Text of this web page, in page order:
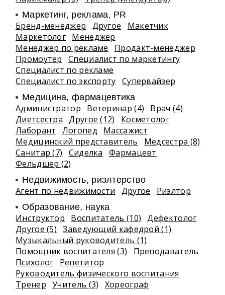
Маркетинг, реклама, PR
Бренд-менеджер Другое
Макетчик
Маркетолог Менеджер
Менеджер по рекламе
Продакт-менеджер
Промоутер
Специалист по маркетингу
Специалист по рекламе
Специалист по экспорту Супервайзер
Медицина, фармацевтика
Администратор Ветеринар (4)
Врач (4)
Диетсестра
Другое (12)
Косметолог
Лаборант
Логопед
Массажист
Медицинский представитель
Медсестра (8)
Санитар (7)
Сиделка
Фармацевт
Фельдшер (2)
Недвижимость, риэлтeрство
Агент по недвижимости Другое Риэлтор
Образование, наука
Инструктор Воспитатель (10)
Дефектолог
Другое (5)
Заведующий кафедрой (1)
Музыкальный руководитель (1)
Помощник воспитателя (3)
Преподаватель
Психолог
Репетитор
Руководитель физического воспитания
Тренер Учитель (3) Хореограф